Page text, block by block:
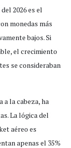
2026 es el
monedas más
bajos. Si
el crecimiento
se consideraban
a la cabeza, ha
La lógica del
aéreo es
apenas el 35%